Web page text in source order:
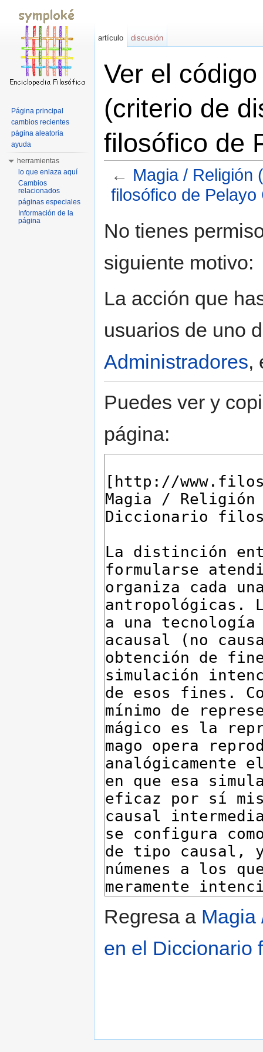
Ver el
(criterio de
filosófico de
← Magia / Religión
filosófico de
No tienes
siguiente motivo:
La acción que
usuarios de uno
Administradores,
Puedes ver y
página:
Regresa a Magia
en el Diccionario
artículo discusión
Página principal
cambios recientes
página aleatoria
ayuda
herramientas
lo que enlaza aquí
Cambios
relacionados
páginas especiales
Información de la
página